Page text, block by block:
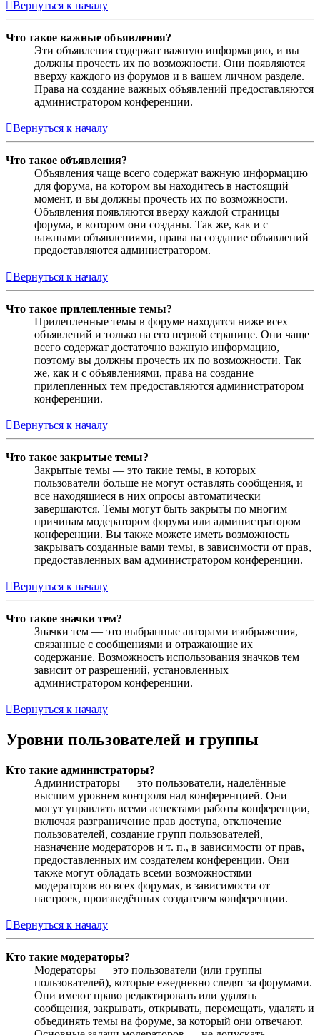
Вернуться к началу
Что такое важные объявления?
Эти объявления содержат важную информацию, и вы
должны прочесть их по возможности. Они появляются
вверху каждого из форумов и в вашем личном разделе.
Права на создание важных объявлений предоставляются
администратором конференции.
Вернуться к началу
Что такое объявления?
Объявления чаще всего содержат важную информацию
для форума, на котором вы находитесь в настоящий
момент, и вы должны прочесть их по возможности.
Объявления появляются вверху каждой страницы
форума, в котором они созданы. Так же, как и с
важными объявлениями, права на создание объявлений
предоставляются администратором.
Вернуться к началу
Что такое прилепленные темы?
Прилепленные темы в форуме находятся ниже всех
объявлений и только на его первой странице. Они чаще
всего содержат достаточно важную информацию,
поэтому вы должны прочесть их по возможности. Так
же, как и с объявлениями, права на создание
прилепленных тем предоставляются администратором
конференции.
Вернуться к началу
Что такое закрытые темы?
Закрытые темы — это такие темы, в которых
пользователи больше не могут оставлять сообщения, и
все находящиеся в них опросы автоматически
завершаются. Темы могут быть закрыты по многим
причинам модератором форума или администратором
конференции. Вы также можете иметь возможность
закрывать созданные вами темы, в зависимости от прав,
предоставленных вам администратором конференции.
Вернуться к началу
Что такое значки тем?
Значки тем — это выбранные авторами изображения,
связанные с сообщениями и отражающие их
содержание. Возможность использования значков тем
зависит от разрешений, установленных
администратором конференции.
Вернуться к началу
Уровни пользователей и группы
Кто такие администраторы?
Администраторы — это пользователи, наделённые
высшим уровнем контроля над конференцией. Они
могут управлять всеми аспектами работы конференции,
включая разграничение прав доступа, отключение
пользователей, создание групп пользователей,
назначение модераторов и т. п., в зависимости от прав,
предоставленных им создателем конференции. Они
также могут обладать всеми возможностями
модераторов во всех форумах, в зависимости от
настроек, произведённых создателем конференции.
Вернуться к началу
Кто такие модераторы?
Модераторы — это пользователи (или группы
пользователей), которые ежедневно следят за форумами.
Они имеют право редактировать или удалять
сообщения, закрывать, открывать, перемещать, удалять и
объединять темы на форуме, за который они отвечают.